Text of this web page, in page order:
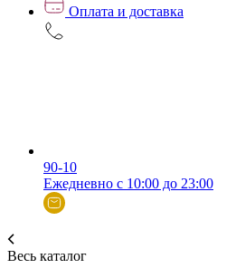
Оплата и доставка
90-10
Ежедневно с 10:00 до 23:00
Весь каталог